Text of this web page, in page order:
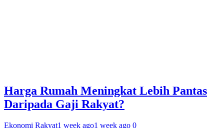
Harga Rumah Meningkat Lebih Pantas
Daripada Gaji Rakyat?
Ekonomi Rakyat1 week ago1 week ago 0